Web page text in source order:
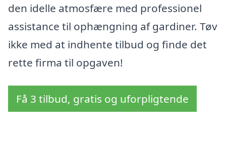
den idelle atmosfære med professionel
assistance til ophængning af gardiner. Tøv
ikke med at indhente tilbud og finde det
rette firma til opgaven!
Få 3 tilbud, gratis og uforpligtende